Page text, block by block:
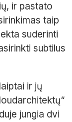
ir pastato
taip
suderinti
subtilus
ir jų
architektų“
jungia dvi